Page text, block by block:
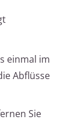
einmal im
Abflüsse
Sie